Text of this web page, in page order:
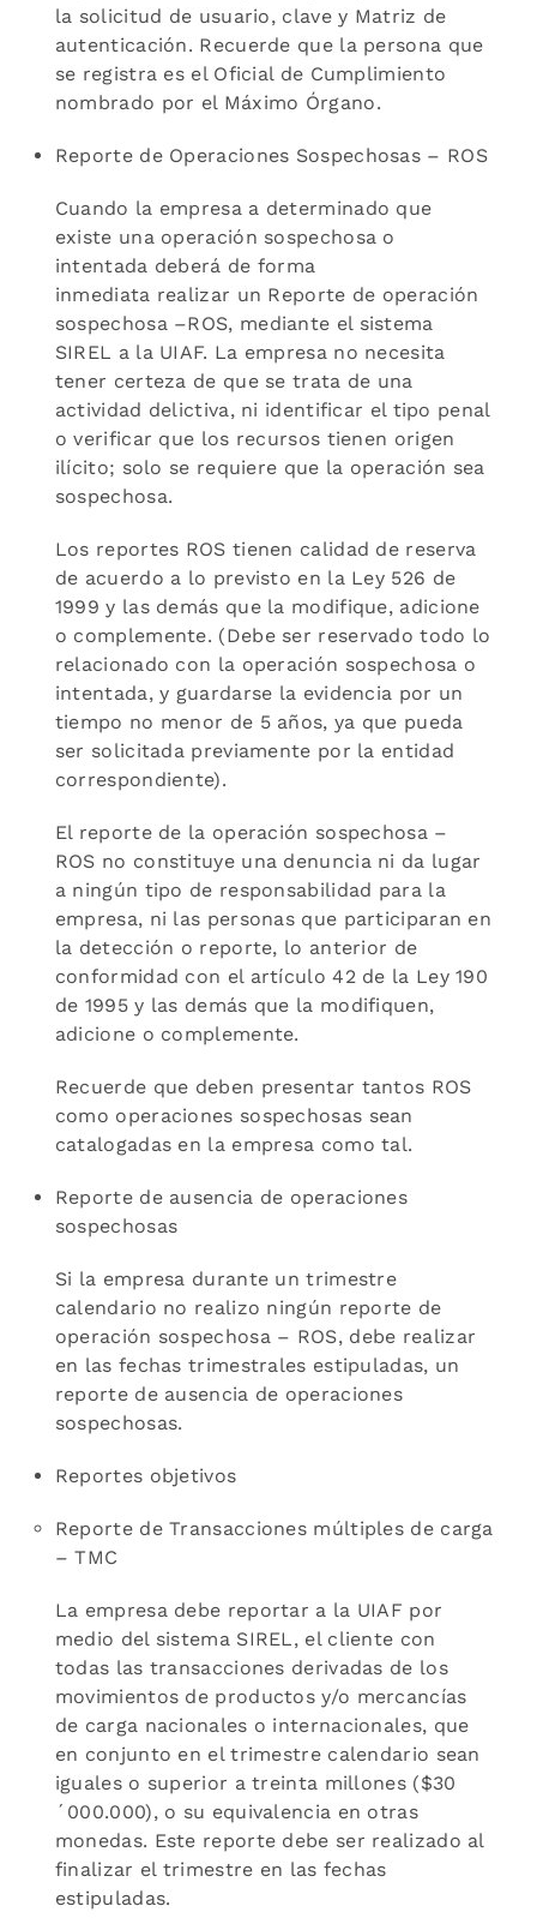
la solicitud de usuario, clave y Matriz de
autenticación. Recuerde que la persona que
se registra es el Oficial de Cumplimiento
nombrado por el Máximo Órgano.
Reporte de Operaciones Sospechosas – ROS
Cuando la empresa a determinado que
existe una operación sospechosa o
intentada deberá de forma
inmediata realizar un Reporte de operación
sospechosa –ROS, mediante el sistema
SIREL a la UIAF. La empresa no necesita
tener certeza de que se trata de una
actividad delictiva, ni identificar el tipo penal
o verificar que los recursos tienen origen
ilícito; solo se requiere que la operación sea
sospechosa.
Los reportes ROS tienen calidad de reserva
de acuerdo a lo previsto en la Ley 526 de
1999 y las demás que la modifique, adicione
o complemente. (Debe ser reservado todo lo
relacionado con la operación sospechosa o
intentada, y guardarse la evidencia por un
tiempo no menor de 5 años, ya que pueda
ser solicitada previamente por la entidad
correspondiente).
El reporte de la operación sospechosa –
ROS no constituye una denuncia ni da lugar
a ningún tipo de responsabilidad para la
empresa, ni las personas que participaran en
la detección o reporte, lo anterior de
conformidad con el artículo 42 de la Ley 190
de 1995 y las demás que la modifiquen,
adicione o complemente.
Recuerde que deben presentar tantos ROS
como operaciones sospechosas sean
catalogadas en la empresa como tal.
Reporte de ausencia de operaciones
sospechosas
Si la empresa durante un trimestre
calendario no realizo ningún reporte de
operación sospechosa – ROS, debe realizar
en las fechas trimestrales estipuladas, un
reporte de ausencia de operaciones
sospechosas.
Reportes objetivos
Reporte de Transacciones múltiples de carga
– TMC
La empresa debe reportar a la UIAF por
medio del sistema SIREL, el cliente con
todas las transacciones derivadas de los
movimientos de productos y/o mercancías
de carga nacionales o internacionales, que
en conjunto en el trimestre calendario sean
iguales o superior a treinta millones ($30
´000.000), o su equivalencia en otras
monedas. Este reporte debe ser realizado al
finalizar el trimestre en las fechas
estipuladas.